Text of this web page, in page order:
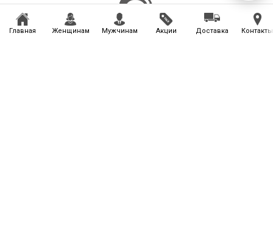
Главная Женщинам Мужчинам Акции Доставка Контакты